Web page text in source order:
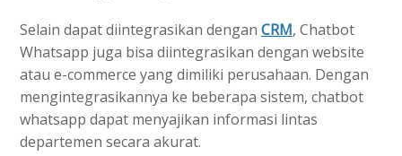
Selain dapat diintegrasikan dengan CRM, Chatbot
Whatsapp juga bisa diintegrasikan dengan website
atau e-commerce yang dimiliki perusahaan. Dengan
mengintegrasikannya ke beberapa sistem, chatbot
whatsapp dapat menyajikan informasi lintas
departemen secara akurat.